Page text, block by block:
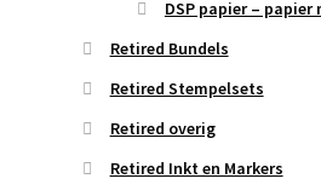
DSP papier – papier
Retired Bundels
Retired Stempelsets
Retired overig
Retired Inkt en Markers